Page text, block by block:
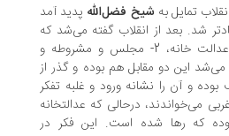
بهشیخ فضل‌اللهپدید آمد
بعد از انقلاب گفته می‌شد که
مشروطه دو مرحله دارد: 1- عدالت ‌خانه، 2- مجلس و مشروطه و
دو مقابل هم بوده و گذر از
را نشانه ورود و غلبه تفکر
درحالی که عدالتخانه
رها شده است. این فکر در